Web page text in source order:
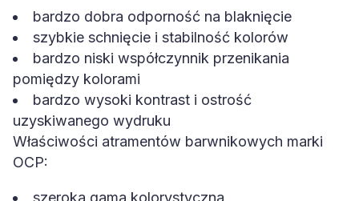
bardzo dobra odporność na blaknięcie
szybkie schnięcie i stabilność kolorów
bardzo niski współczynnik przenikania
pomiędzy kolorami
bardzo wysoki kontrast i ostrość
uzyskiwanego wydruku
Właściwości atramentów barwnikowych marki
OCP:
szeroka gama kolorystyczna